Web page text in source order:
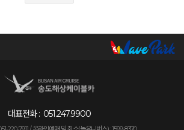
대표전화 : 051.247.9900